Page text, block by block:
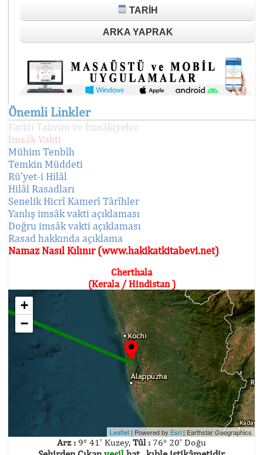
TARIH
ARKA YAPRAK
Önemli Linkler
Farklı Takvim ve İmsâkiyeler
İmsâk Vakti
Mühim Tenbîh
Temkin Müddeti
Rü'yet-i Hilâl
Hilâl Rasadları
Senelik Hicrî Kamerî Târîhler
Yanlış imsâk vakti açıklaması
Doğru imsâk vakti açıklaması
Rasad hakkında açıklama
Namaz Nasıl Kılınır (www.hakikatkitabevi.net)
Cherthala
(Kerala / Hindistan )
+
−
Leaflet | Powered by Esri | Earthstar Geographics
Arz : 9° 41' Kuzey, Tûl : 76° 20' Doğu